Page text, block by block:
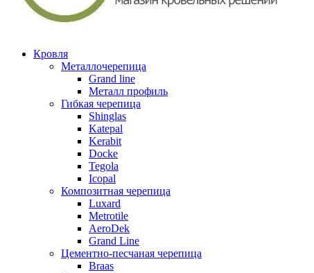
Кровля
Металлочерепица
Grand line
Металл профиль
Гибкая черепица
Shinglas
Katepal
Kerabit
Docke
Tegola
Icopal
Композитная черепица
Luxard
Metrotile
AeroDek
Grand Line
Цементно-песчаная черепица
Braas